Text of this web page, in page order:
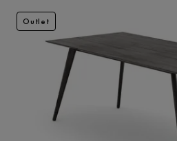
Outlet